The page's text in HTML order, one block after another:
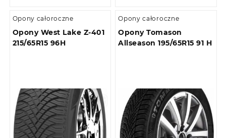
Opony całoroczne
Opony West Lake Z-401
215/65R15 96H
Opony całoroczne
Opony Tomason
Allseason 195/65R15 91 H